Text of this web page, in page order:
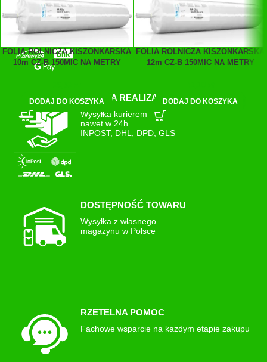
FOLIA ROLNICZA KISZONKARSKA
10m CZ-B 150MIC NA METRY
DODAJ DO KOSZYKA
FOLIA ROLNICZA KISZONKARSKA
12m CZ-B 150MIC NA METRY
DODAJ DO KOSZYKA
Płatności:
Przelewy24, blik, GPay
SZYBKA REALIZACJA
Wysyłka kurierem
nawet w 24h.
INPOST, DHL, DPD, GLS
DOSTĘPNOŚĆ TOWARU
Wysyłka z własnego
magazynu w Polsce
RZETELNA POMOC
Fachowe wsparcie na każdym etapie zakupu